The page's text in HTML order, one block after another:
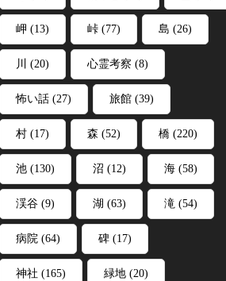
岬 (13) 峠 (77) 島 (26)
川 (20) 心霊考察 (8)
怖い話 (27) 旅館 (39)
村 (17) 森 (52) 橋 (220)
池 (130) 沼 (12) 海 (58)
渓谷 (9) 湖 (63) 滝 (54)
病院 (64) 碑 (17)
神社 (165) 緑地 (20)